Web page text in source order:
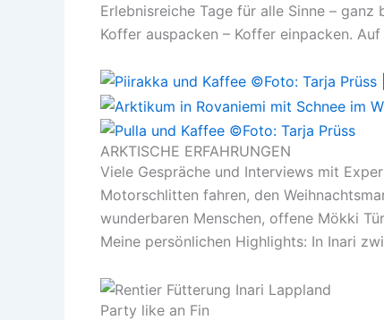
Erlebnisreiche Tage für alle Sinne –
Koffer auspacken – Koffer einpacken.
ARKTISCHE ERFAHRUNGEN
Viele Gespräche und Interviews mit
Motorschlitten fahren, den
wunderbaren Menschen, offene Mökki
Meine persönlichen Highlights: In Inari
Party like an Fin